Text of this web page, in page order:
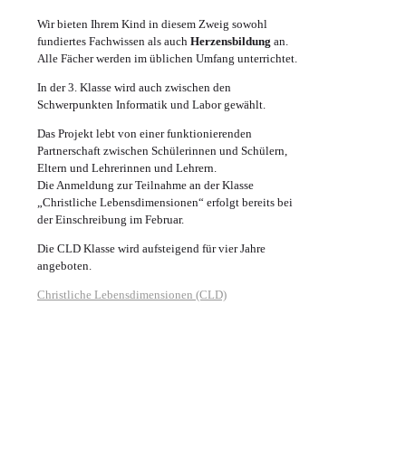
Wir bieten Ihrem Kind in diesem Zweig sowohl
fundiertes Fachwissen als auch Herzensbildung an.
Alle Fächer werden im üblichen Umfang unterrichtet.
In der 3. Klasse wird auch zwischen den
Schwerpunkten Informatik und Labor gewählt.
Das Projekt lebt von einer funktionierenden
Partnerschaft zwischen Schülerinnen und Schülern,
Eltern und Lehrerinnen und Lehrern.
Die Anmeldung zur Teilnahme an der Klasse
„Christliche Lebensdimensionen“ erfolgt bereits bei
der Einschreibung im Februar.
Die CLD Klasse wird aufsteigend für vier Jahre
angeboten.
Christliche Lebensdimensionen (CLD)